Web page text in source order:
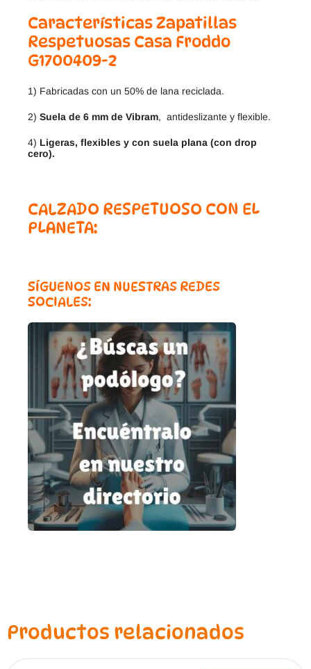
Características Zapatillas
Respetuosas Casa Froddo
G1700409-2
1) Fabricadas con un 50% de lana reciclada.
2) Suela de 6 mm de Vibram, antideslizante y flexible.
4) Ligeras, flexibles y con suela plana (con drop
cero).
CALZADO RESPETUOSO CON EL
PLANETA:
SÍGUENOS EN NUESTRAS REDES
SOCIALES:
Productos relacionados